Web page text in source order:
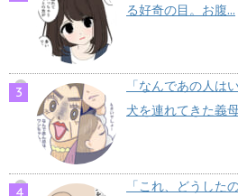
る好奇の目。お腹...
「なんであの人は
犬を連れてきた義
「これ、どうした